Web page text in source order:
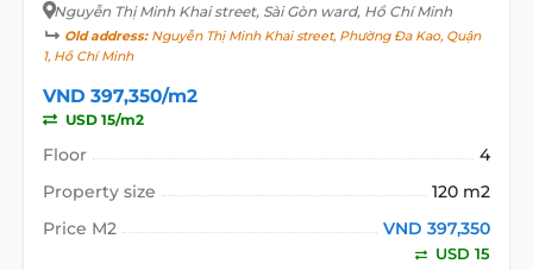
Nguyễn Thị Minh Khai street, Sài Gòn ward, Hồ Chí Minh
Old address:Nguyễn Thị Minh Khai street, Phường Đa Kao, Quận
1, Hồ Chí Minh
VND 397,350/m2
USD 15/m2
Floor
4
Property size
120 m2
Price M2
VND 397,350
USD 15